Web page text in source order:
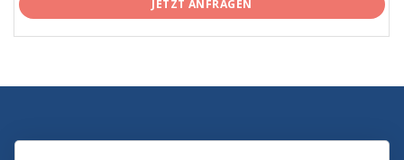
JETZT ANFRAGEN